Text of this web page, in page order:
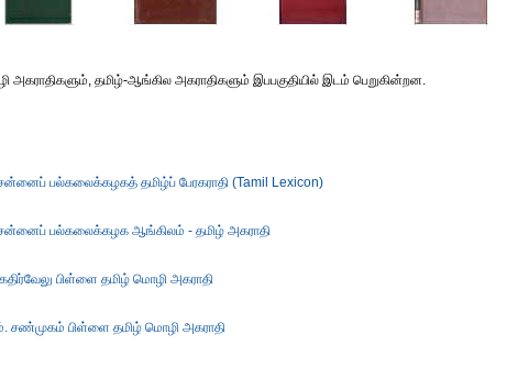
அகராதிகளும், தமிழ்-ஆங்கில அகராதிகளும் இபபகுதியில் இடம் பெறுகின்றன.
பல்கலைக்கழகத் தமிழ்ப் பேரகராதி (Tamil Lexicon)
பல்கலைக்கழக ஆங்கிலம் - தமிழ் அகராதி
பிள்ளை தமிழ் மொழி அகராதி
சண்முகம் பிள்ளை தமிழ் மொழி அகராதி